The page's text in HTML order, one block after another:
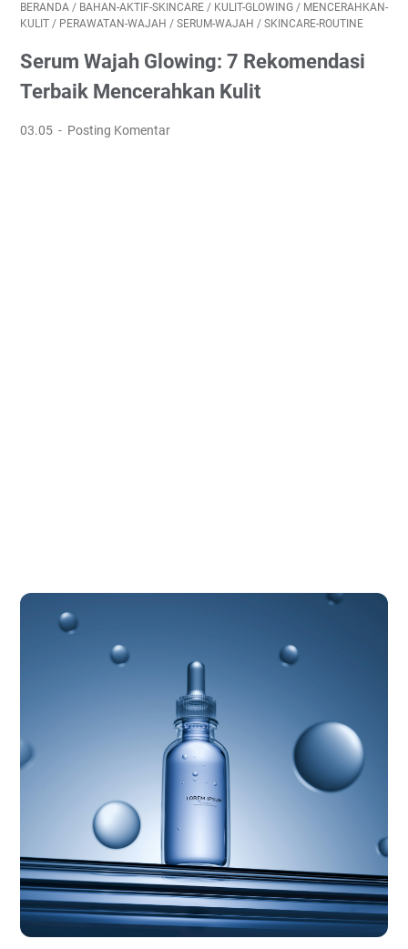
BERANDA / BAHAN-AKTIF-SKINCARE / KULIT-GLOWING / MENCERAHKAN-
KULIT / PERAWATAN-WAJAH / SERUM-WAJAH / SKINCARE-ROUTINE
Serum Wajah Glowing: 7 Rekomendasi
Terbaik Mencerahkan Kulit
03.05 Posting Komentar